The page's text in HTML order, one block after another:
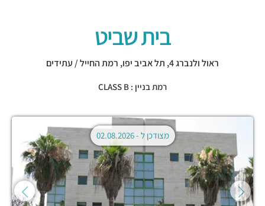
בית שביט
ראול ולנברג 4, תל אביב יפו, רמת החייל / עתידים
רמת בניין : CLASS B
מצודכן ל -02.08.2026